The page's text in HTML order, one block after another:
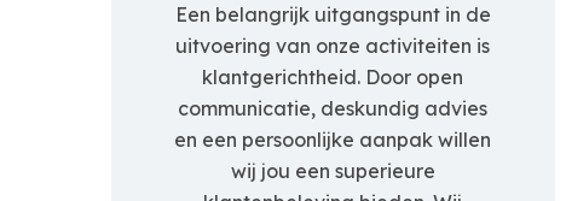
Een belangrijk uitgangspunt in de
uitvoering van onze activiteiten is
klantgerichtheid. Door open
communicatie, deskundig advies
en een persoonlijke aanpak willen
wij jou een superieure